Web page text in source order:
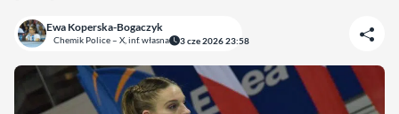
Ewa Koperska-Bogaczyk
Chemik Police – X, inf. własna 3 cze 2026 23:58